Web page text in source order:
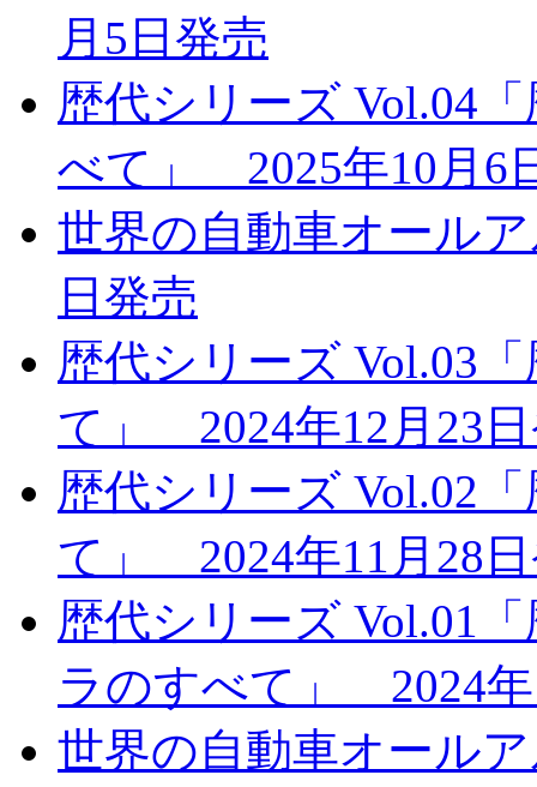
月5日発売
歴代シリーズ Vol.04
べて」 2025年10月6
世界の自動車オール
日発売
歴代シリーズ Vol.03
て」 2024年12月23
歴代シリーズ Vol.02
て」 2024年11月28
歴代シリーズ Vol.01
ラのすべて」 2024年
世界の自動車オール